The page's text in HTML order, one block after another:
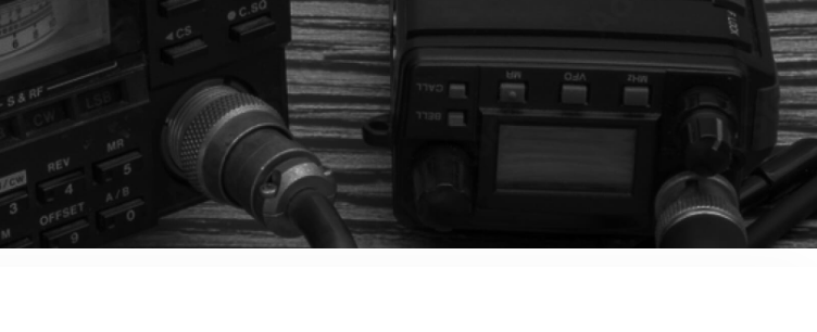
アクセサリー
イヤホンマイク
スピーカーマイク
イヤホン
ポータブルワイヤレスアンプ